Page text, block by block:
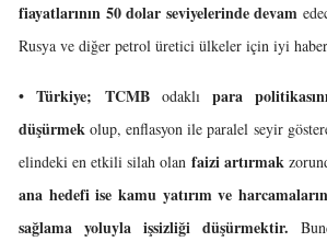
fiayatlarının 50 dolar seviyelerinde devam
Rusya ve diğer petrol üretici ülkeler için iyi
• Türkiye; TCMB odaklı para
düşürmek olup, enflasyon ile paralel seyir
elindeki en etkili silah olan faizi artırmak
ana hedefi ise kamu yatırım ve
sağlama yoluyla işsizliği düşürmektir.